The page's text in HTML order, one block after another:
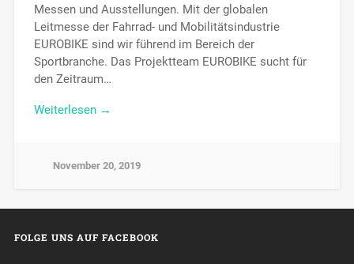
Messen und Ausstellungen. Mit der globalen
Leitmesse der Fahrrad- und Mobilitätsindustrie
EUROBIKE sind wir führend im Bereich der
Sportbranche. Das Projektteam EUROBIKE sucht für
den Zeitraum…
Weiterlesen →
November 20, 2019
FOLGE UNS AUF FACEBOOK